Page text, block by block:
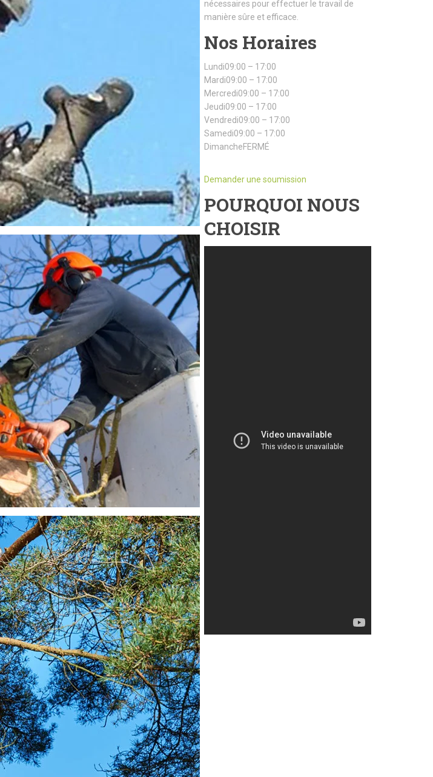
nécessaires pour effectuer le travail de
manière sûre et efficace.
Nos Horaires
Lundi09:00 – 17:00
Mardi09:00 – 17:00
Mercredi09:00 – 17:00
Jeudi09:00 – 17:00
Vendredi09:00 – 17:00
Samedi09:00 – 17:00
DimancheFERMÉ
Demander une soumission
POURQUOI NOUS
CHOISIR